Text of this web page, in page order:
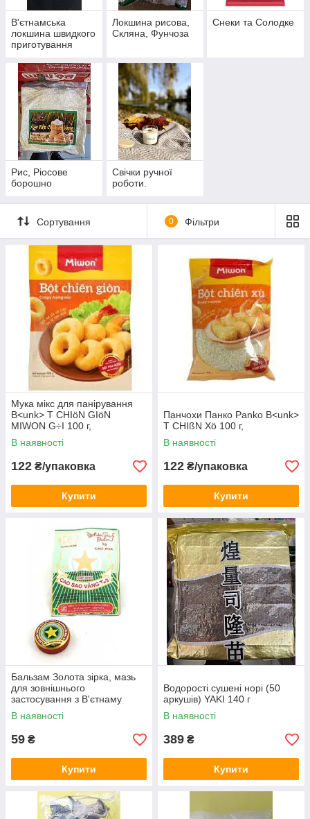
В'єтнамська
локшина швидкого
приготування
Локшина рисова,
Скляна, Фунчоза
Снеки та Солодке
Рис, Ріосове
борошно
Свічки ручної
роботи.
Сортування 0 Фільтри
Мука мікс для панірування
B<unk> T CHIöN GIöN
MIWON G÷I 100 г,
В наявності
122 ₴/упаковка
Купити
Панчохи Панко Panko B<unk>
T CHIßN Xö 100 г,
В наявності
122 ₴/упаковка
Купити
Бальзам Золота зірка, мазь
для зовнішнього
застосування з В'єтнаму
В наявності
59 ₴
Купити
Водорості сушені норі (50
аркушів) YAKI 140 г
В наявності
389 ₴
Купити